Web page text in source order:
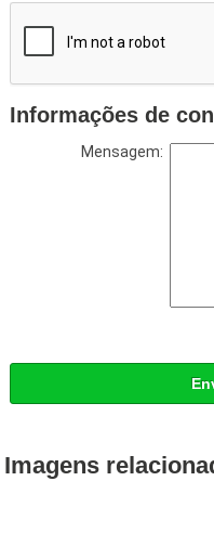
Informações de
Mensagem:
Imagens